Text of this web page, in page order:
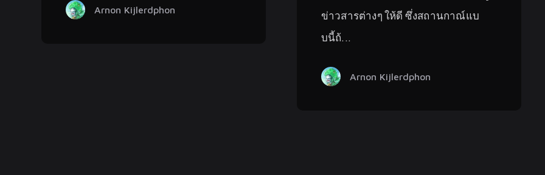
Arnon Kijlerdphon
ข่าวสารต่างๆ ให้ดี ซึ่งสถานกาณ์แบ
บนี้ถ้...
Arnon Kijlerdphon